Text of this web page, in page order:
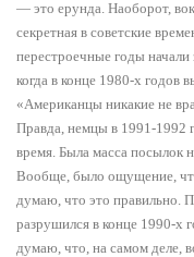
— это ерунда. Наоборот,
секретная в советские
перестроечные годы начали
когда в конце 1980-х годов
«Американцы никакие не
Правда, немцы в 1991-1992
время. Была масса посылок
Вообще, было ощущение,
думаю, что это правильно.
разрушился в конце 1990-х
думаю, что, на самом деле,